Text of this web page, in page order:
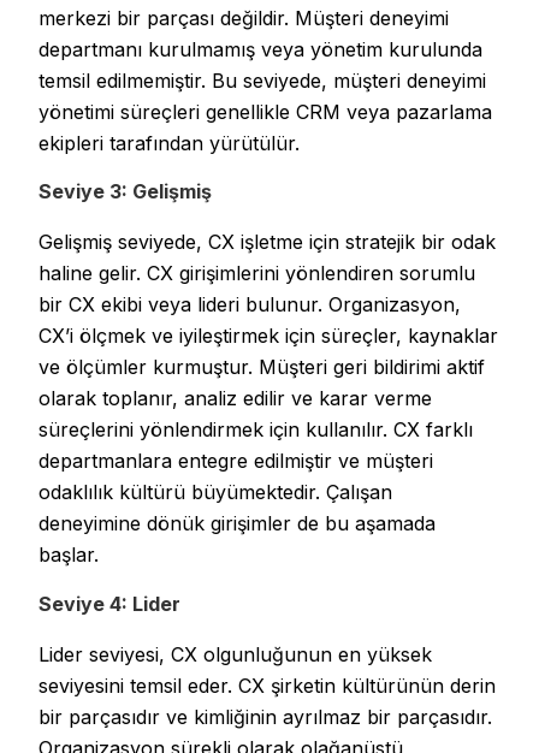
merkezi bir parçası değildir. Müşteri deneyimi
departmanı kurulmamış veya yönetim kurulunda
temsil edilmemiştir. Bu seviyede, müşteri deneyimi
yönetimi süreçleri genellikle CRM veya pazarlama
ekipleri tarafından yürütülür.
Seviye 3: Gelişmiş
Gelişmiş seviyede, CX işletme için stratejik bir odak
haline gelir. CX girişimlerini yönlendiren sorumlu
bir CX ekibi veya lideri bulunur. Organizasyon,
CX’i ölçmek ve iyileştirmek için süreçler, kaynaklar
ve ölçümler kurmuştur. Müşteri geri bildirimi aktif
olarak toplanır, analiz edilir ve karar verme
süreçlerini yönlendirmek için kullanılır. CX farklı
departmanlara entegre edilmiştir ve müşteri
odaklılık kültürü büyümektedir. Çalışan
deneyimine dönük girişimler de bu aşamada
başlar.
Seviye 4: Lider
Lider seviyesi, CX olgunluğunun en yüksek
seviyesini temsil eder. CX şirketin kültürünün derin
bir parçasıdır ve kimliğinin ayrılmaz bir parçasıdır.
Organizasyon sürekli olarak olağanüstü